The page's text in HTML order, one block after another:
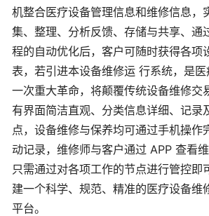
机整合医疗设备管理信息和维修信息，
集、整理、分析反馈、存储与共享、通
程的自动优化后，客户可随时获得各项
表，若引进本设备维修运 行系统，是
一次重大革命，将颠覆传统设备维修交
有界面简洁直观、分类信息详细、记录
点，设备维修与保养均可通过手机操作
动记录，维修师与客户通过 APP 查看
只需通过对各项工作的节点进行管控即
建一个科学、规范、精准的医疗设备维
平台。